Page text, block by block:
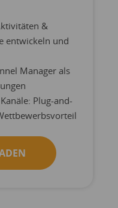
&
entwickeln und
Manager als
Plug-and-